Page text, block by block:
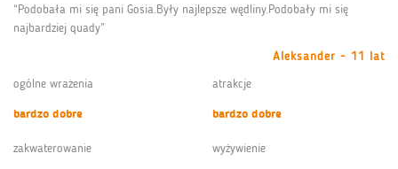
“Podobała mi się pani Gosia.Były najlepsze wędliny.Podobały mi się
najbardziej quady”
Aleksander - 11 lat
ogólne wrażenia
bardzo dobre
atrakcje
bardzo dobre
zakwaterowanie
wyżywienie